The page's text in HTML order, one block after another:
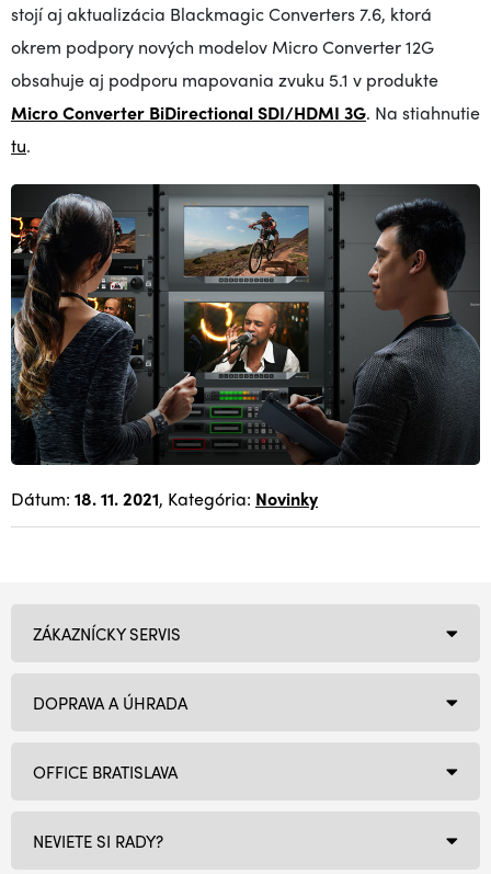
stojí aj aktualizácia Blackmagic Converters 7.6, ktorá
okrem podpory nových modelov Micro Converter 12G
obsahuje aj podporu mapovania zvuku 5.1 v produkte
Micro Converter BiDirectional SDI/HDMI 3G. Na stiahnutie
tu.
Dátum: 18. 11. 2021, Kategória: Novinky
OFFICE BRATISLAVA
NEVIETE SI RADY?
ZÁKAZNÍCKY SERVIS
DOPRAVA A ÚHRADA